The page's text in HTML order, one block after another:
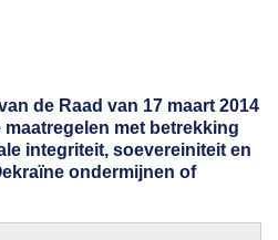
de Raad van 17 maart 2014
met betrekking
integriteit, soevereiniteit en
ondermijnen of